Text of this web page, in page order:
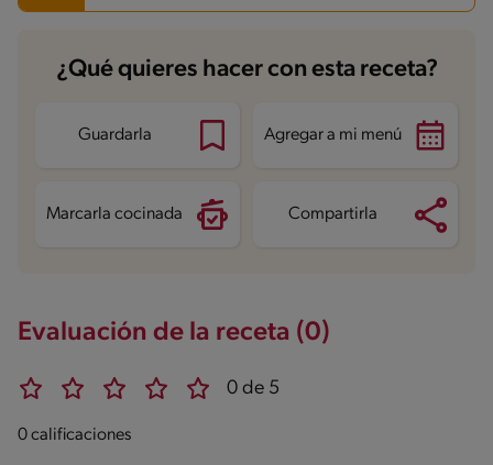
Carbohidratos
55.7 g
Energía 343 kcal
Proteína
Grasas saturadas 3.9 g
¿Qué quieres hacer con esta receta?
Guardarla Agregar a mi menú
Marcarla cocinada Compartirla
Evaluación de la receta (0)
0 de 5
0 calificaciones